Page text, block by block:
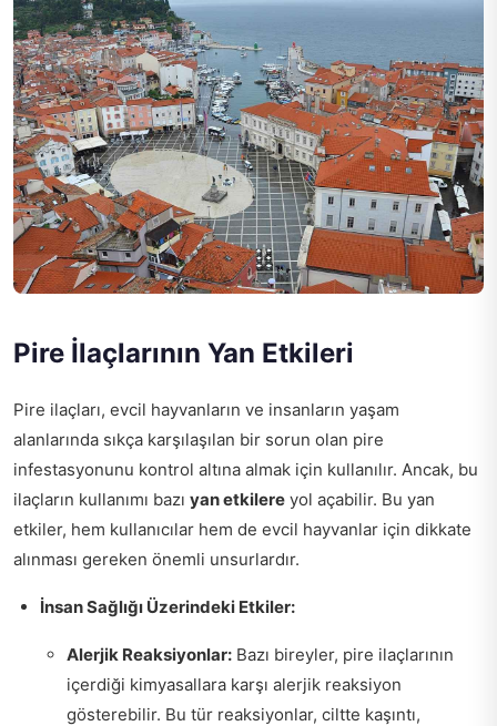
Pire İlaçlarının Yan Etkileri
Pire ilaçları, evcil hayvanların ve insanların yaşam
alanlarında sıkça karşılaşılan bir sorun olan pire
infestasyonunu kontrol altına almak için kullanılır. Ancak, bu
ilaçların kullanımı bazı yan etkilere yol açabilir. Bu yan
etkiler, hem kullanıcılar hem de evcil hayvanlar için dikkate
alınması gereken önemli unsurlardır.
İnsan Sağlığı Üzerindeki Etkiler:
Alerjik Reaksiyonlar: Bazı bireyler, pire ilaçlarının
içerdiği kimyasallara karşı alerjik reaksiyon
gösterebilir. Bu tür reaksiyonlar, ciltte kaşıntı,